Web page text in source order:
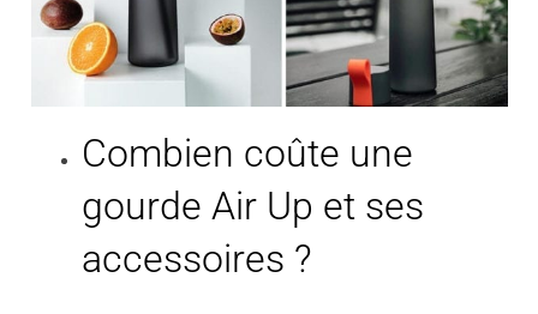
Combien coûte une
gourde Air Up et ses
accessoires ?